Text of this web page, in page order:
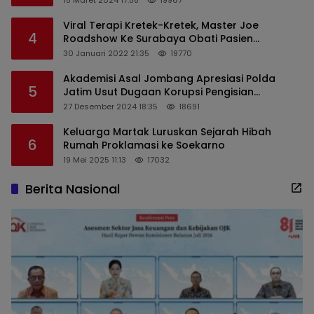
4
Viral Terapi Kretek-Kretek, Master Joe
Roadshow Ke Surabaya Obati Pasien
Sekaligus Edukasi Masyarakat
30 Januari 2022 21:35 19770
5
Akademisi Asal Jombang Apresiasi Polda
Jatim Usut Dugaan Korupsi Pengisian
Perangkat Desa di Kediri
27 Desember 2024 18:35 18691
6
Keluarga Martak Luruskan Sejarah Hibah
Rumah Proklamasi ke Soekarno
19 Mei 2025 11:13 17032
Berita Nasional